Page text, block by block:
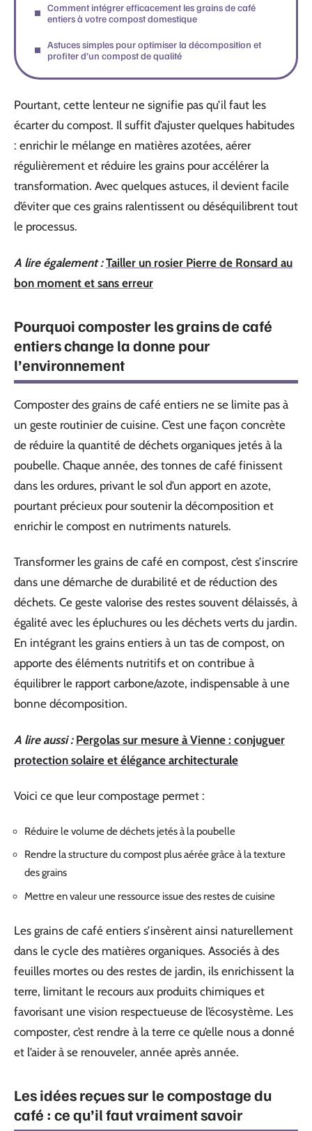
Comment intégrer efficacement les grains de café
entiers à votre compost domestique
Astuces simples pour optimiser la décomposition et
profiter d’un compost de qualité
Pourtant, cette lenteur ne signifie pas qu’il faut les
écarter du compost. Il suffit d’ajuster quelques habitudes
: enrichir le mélange en matières azotées, aérer
régulièrement et réduire les grains pour accélérer la
transformation. Avec quelques astuces, il devient facile
d’éviter que ces grains ralentissent ou déséquilibrent tout
le processus.
A lire également : Tailler un rosier Pierre de Ronsard au
bon moment et sans erreur
Pourquoi composter les grains de café
entiers change la donne pour
l’environnement
Composter des grains de café entiers ne se limite pas à
un geste routinier de cuisine. C’est une façon concrète
de réduire la quantité de déchets organiques jetés à la
poubelle. Chaque année, des tonnes de café finissent
dans les ordures, privant le sol d’un apport en azote,
pourtant précieux pour soutenir la décomposition et
enrichir le compost en nutriments naturels.
Transformer les grains de café en compost, c’est s’inscrire
dans une démarche de durabilité et de réduction des
déchets. Ce geste valorise des restes souvent délaissés, à
égalité avec les épluchures ou les déchets verts du jardin.
En intégrant les grains entiers à un tas de compost, on
apporte des éléments nutritifs et on contribue à
équilibrer le rapport carbone/azote, indispensable à une
bonne décomposition.
A lire aussi : Pergolas sur mesure à Vienne : conjuguer
protection solaire et élégance architecturale
Voici ce que leur compostage permet :
Réduire le volume de déchets jetés à la poubelle
Rendre la structure du compost plus aérée grâce à la texture
des grains
Mettre en valeur une ressource issue des restes de cuisine
Les grains de café entiers s’insèrent ainsi naturellement
dans le cycle des matières organiques. Associés à des
feuilles mortes ou des restes de jardin, ils enrichissent la
terre, limitant le recours aux produits chimiques et
favorisant une vision respectueuse de l’écosystème. Les
composter, c’est rendre à la terre ce qu’elle nous a donné
et l’aider à se renouveler, année après année.
Les idées reçues sur le compostage du
café : ce qu’il faut vraiment savoir